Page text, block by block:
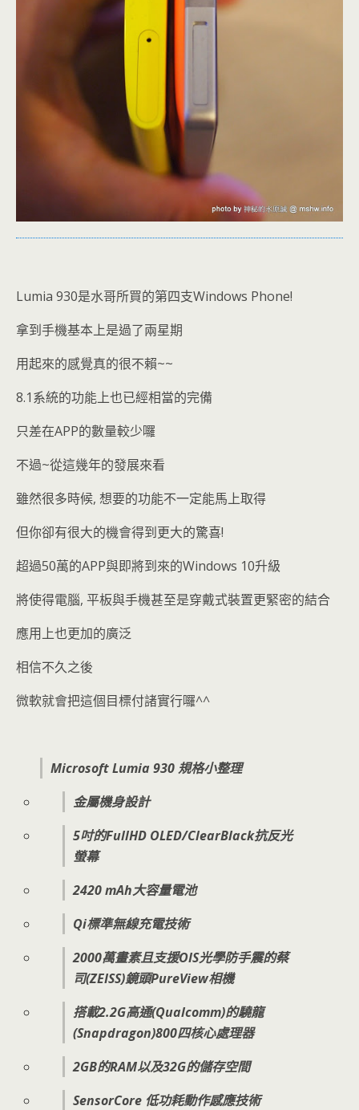
Lumia 930是水哥所買的第四支Windows Phone!
拿到手機基本上是過了兩星期
用起來的感覺真的很不賴~~
8.1系統的功能上也已經相當的完備
只差在APP的數量較少囉
不過~從這幾年的發展來看
雖然很多時候, 想要的功能不一定能馬上取得
但你卻有很大的機會得到更大的驚喜!
超過50萬的APP與即將到來的Windows 10升級
將使得電腦, 平板與手機甚至是穿戴式裝置更緊密的結合
應用上也更加的廣泛
相信不久之後
微軟就會把這個目標付諸實行囉^^
Microsoft Lumia 930 規格小整理
金屬機身設計
5吋的FullHD OLED/ClearBlack抗反光
螢幕
2420 mAh大容量電池
Qi標準無線充電技術
2000萬畫素且支援OIS光學防手震的蔡
司(ZEISS)鏡頭PureView相機
搭載2.2G高通(Qualcomm)的驍龍
(Snapdragon)800四核心處理器
2GB的RAM以及32G的儲存空間
SensorCore 低功耗動作感應技術